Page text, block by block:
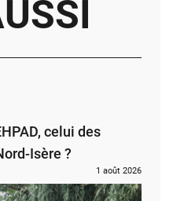
celui des
Isère ?
1 août 2026